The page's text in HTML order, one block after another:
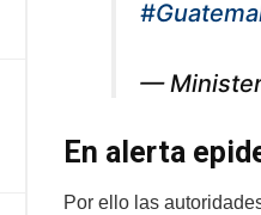
—
En alerta
Por ello las